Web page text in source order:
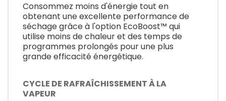
Consommez moins d'énergie tout en
obtenant une excellente performance de
séchage grâce à l'option EcoBoost™ qui
utilise moins de chaleur et des temps de
programmes prolongés pour une plus
grande efficacité énergétique.
CYCLE DE RAFRAÎCHISSEMENT À LA
VAPEUR